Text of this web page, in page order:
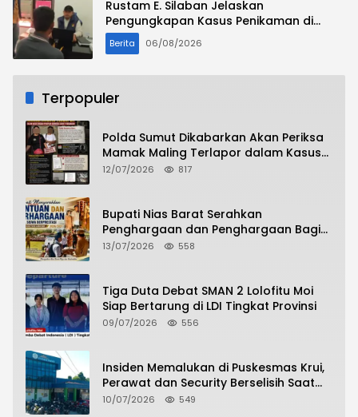
Rustam E. Silaban Jelaskan
Pengungkapan Kasus Penikaman di
Jalan Mesjid
Berita 06/08/2026
Terpopuler
Polda Sumut Dikabarkan Akan Periksa
Mamak Maling Terlapor dalam Kasus
Dugaan Penipuan Bermodus Surat
12/07/2026 817
Bupati Nias Barat Serahkan
Penghargaan dan Penghargaan Bagi
Siswa Berprestasi Pada Pembukaan TA
13/07/2026 558
Tiga Duta Debat SMAN 2 Lolofitu Moi
Siap Bertarung di LDI Tingkat Provinsi
09/07/2026 556
Insiden Memalukan di Puskesmas Krui,
Perawat dan Security Berselisih Saat
Pelayanan Pasien Berlangsung
10/07/2026 549